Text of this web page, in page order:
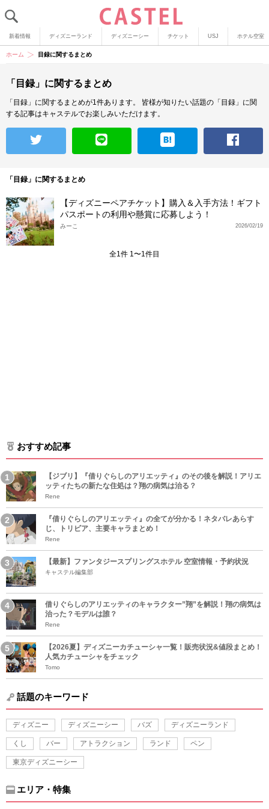
新着情報 ディズニーランド ディズニーシー チケット USJ ホテル空室
ホーム 目録に関するまとめ
「目録」に関するまとめ
「目録」に関するまとめが1件あります。
皆様が知りたい話題の「目録」に関
する記事はキャステルでお楽しみいただけます。
「目録」に関するまとめ
【ディズニーペアチケット】購入＆入手方法！ギフト
パスポートの利用や懸賞に応募しよう！
2026/02/19
みーこ
全1件 1〜1件目
おすすめ記事
【ジブリ】『借りぐらしのアリエッティ』のその後を解説！アリエ
ッティたちの新たな住処は？翔の病気は治る？
Rene
『借りぐらしのアリエッティ』の全てが分かる！ネタバレあらす
じ、トリビア、主要キャラまとめ！
Rene
【最新】ファンタジースプリングスホテル 空室情報・予約状況
キャステル編集部
借りぐらしのアリエッティのキャラクター”翔”を解説！翔の病気は
治った？モデルは誰？
Rene
【2026夏】ディズニーカチューシャ一覧！販売状況&値段まとめ！
人気カチューシャをチェック
Tomo
話題のキーワード
ディズニー ディズニーシー バズ ディズニーランド
くし バー アトラクション ランド ペン
東京ディズニーシー
エリア・特集